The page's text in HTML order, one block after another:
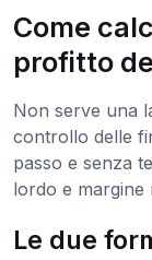
Come
profitto
Non serve una
controllo delle
passo e senza
lordo e margine
Le due